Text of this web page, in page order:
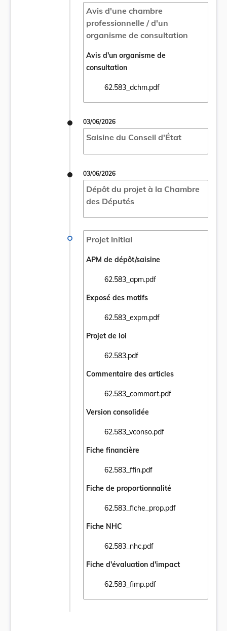
Avis d'une chambre
professionnelle / d'un
organisme de consultation
Avis d'un organisme de
consultation
62.583_dchm.pdf
Ouvrir le document 62.583_dchm.pdf
03/06/2026
Saisine du Conseil d'État
03/06/2026
Dépôt du projet à la Chambre
des Députés
Projet initial
APM de dépôt/saisine
62.583_apm.pdf
Ouvrir le document 62.583_apm.pdf dans
Exposé des motifs
62.583_expm.pdf
Ouvrir le document 62.583_expm.pdf
Projet de loi
62.583.pdf
Ouvrir le document 62.583.pdf dans un
Commentaire des articles
62.583_commart.pdf
Ouvrir le document 62.583_commart.pdf
Version consolidée
62.583_vconso.pdf
Ouvrir le document 62.583_vconso.pdf
Fiche financière
62.583_ffin.pdf
Ouvrir le document 62.583_ffin.pdf dans
Fiche de proportionnalité
62.583_fiche_prop.pdf
Ouvrir le document
Fiche NHC
62.583_nhc.pdf
Ouvrir le document 62.583_nhc.pdf dans
Fiche d'évaluation d'impact
62.583_fimp.pdf
Ouvrir le document 62.583_fimp.pdf dans